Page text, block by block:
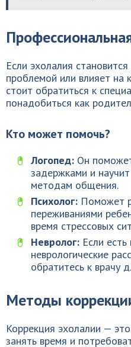
Если эхолалия
проблемой или влияет на
стоит обратиться к
понадобиться как
Кто может помочь?
Логопед: Он
задержками и
методам общения.
Психолог: Поможет
переживаниями
время стрессовых
Невролог: Если
неврологические
обратитесь к врачу
Методы
Коррекция эхолалии —
занять время и